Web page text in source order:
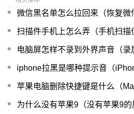
微信黑名单怎么拉回来（恢复微
扫描件手机上怎么弄（手机扫描
电脑屏怎样不录到外界声音（录
iphone拉黑是哪种提示音（
苹果电脑删除快捷键是什么（
为什么没有苹果9（没有苹果9的